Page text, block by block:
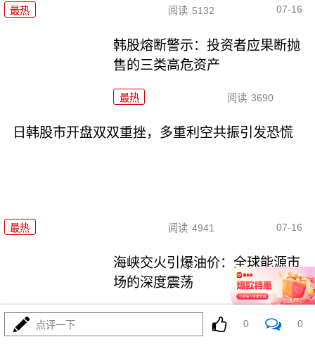
最热 阅读 5132 07-16
韩股熔断警示：投资者应果断抛
售的三类高危资产
最热 阅读 3690
日韩股市开盘双双重挫，多重利空共振引发恐慌
最热 阅读 4941 07-16
海峡交火引爆油价：全球能源市
场的深度震荡
最热
点评一下 0 0